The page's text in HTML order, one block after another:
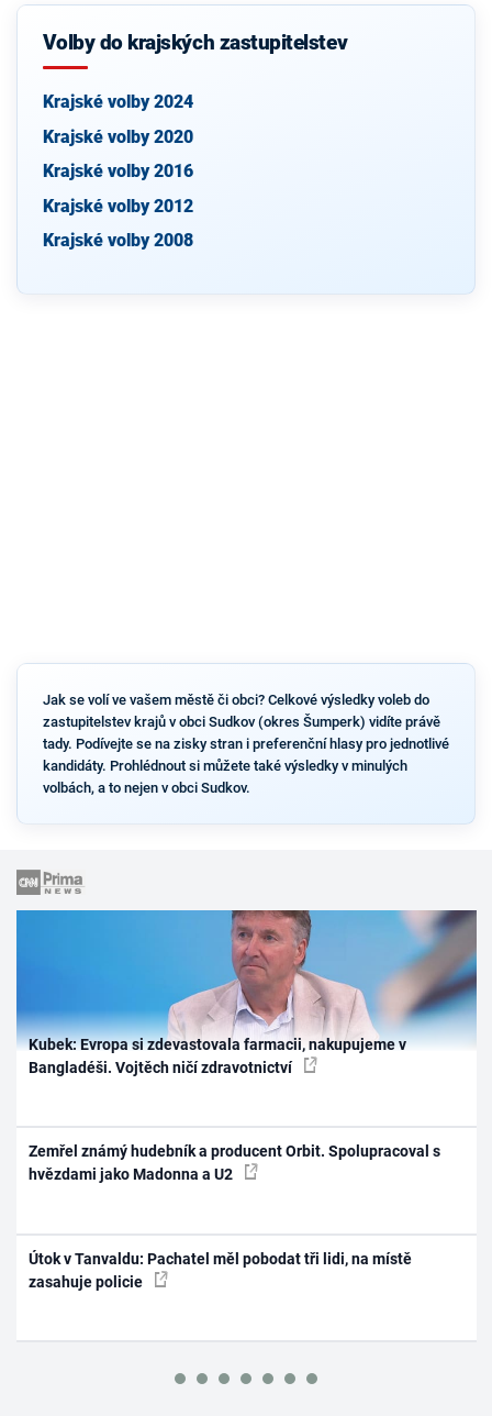
Volby do krajských zastupitelstev
Krajské volby 2024
Krajské volby 2020
Krajské volby 2016
Krajské volby 2012
Krajské volby 2008
Jak se volí ve vašem městě či obci? Celkové výsledky voleb do
zastupitelstev krajů v obci Sudkov (okres Šumperk) vidíte právě
tady. Podívejte se na zisky stran i preferenční hlasy pro jednotlivé
kandidáty. Prohlédnout si můžete také výsledky v minulých
volbách, a to nejen v obci Sudkov.
Kubek: Evropa si zdevastovala farmacii, nakupujeme v
Bangladéši. Vojtěch ničí zdravotnictví
Zemřel známý hudebník a producent Orbit. Spolupracoval s
hvězdami jako Madonna a U2
Útok v Tanvaldu: Pachatel měl pobodat tři lidi, na místě
zasahuje policie